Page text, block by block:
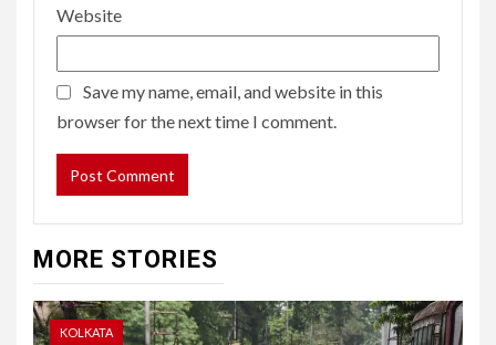
Website
Save my name, email, and website in this
browser for the next time I comment.
MORE STORIES
KOLKATA